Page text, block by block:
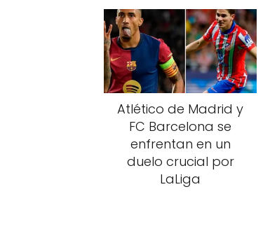
Atlético de Madrid y
FC Barcelona se
enfrentan en un
duelo crucial por
LaLiga